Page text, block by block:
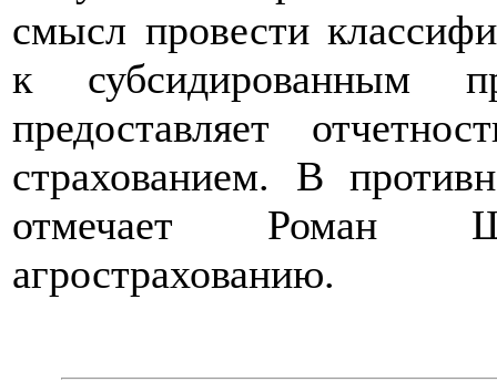
смысл провести
к субсидированным
предоставляет
страхованием. В
отмечает Роман
агрострахованию.